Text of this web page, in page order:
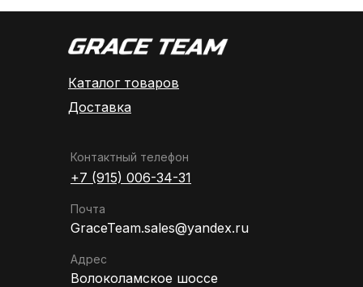
Каталог товаров
Доставка
Контактный телефон
Почта
Адрес
Волоколамское шоссе
GraceTeam.sales@yandex.ru
+7 (915) 006-34-31